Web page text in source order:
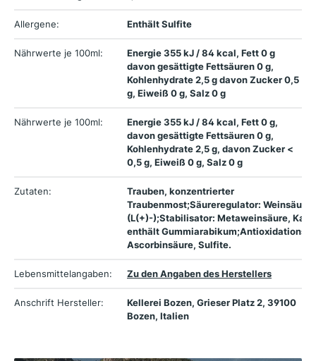
Allergene: Enthält Sulfite
Nährwerte je 100ml:
Energie 355 kJ / 84 kcal, Fett 0 g
davon gesättigte Fettsäuren 0 g,
Kohlenhydrate 2,5 g davon Zucker 0,5
g, Eiweiß 0 g, Salz 0 g
Nährwerte je 100ml:
Energie 355 kJ / 84 kcal, Fett 0 g,
davon gesättigte Fettsäuren 0 g,
Kohlenhydrate 2,5 g, davon Zucker <
0,5 g, Eiweiß 0 g, Salz 0 g
Zutaten:
Trauben, konzentrierter
Traubenmost;Säureregulator: Weinsäure
(L(+)-);Stabilisator: Metaweinsäure,
enthält
Ascorbinsäure, Sulfite.
Lebensmittelangaben: Zu den Angaben des Herstellers
Anschrift Hersteller:
Kellerei Bozen, Grieser Platz 2, 39100
Bozen, Italien